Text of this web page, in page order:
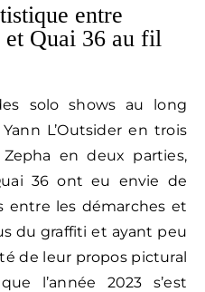
entre
Quai 36 au fil
solo shows au long
L’Outsider en trois
en deux parties,
36 ont eu envie de
entre les démarches et
du graffiti et ayant peu
de leur propos pictural
l’année 2023 s’est